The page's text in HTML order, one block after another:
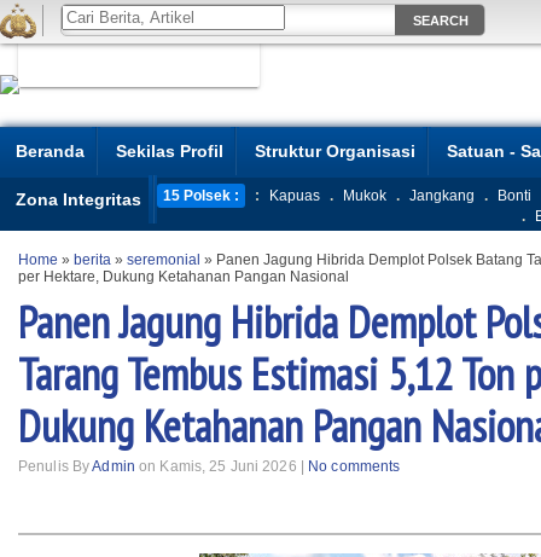
Beranda Sekilas Profil Struktur Organisasi Satuan -
Zona Integritas 15 Polsek : : Kapuas . Mukok . Jangkang .
Bonti
.
Home » berita » seremonial » Panen Jagung Hibrida Demplot Polsek Batang
per Hektare, Dukung Ketahanan Pangan Nasional
Panen Jagung Hibrida Demplot
Tarang Tembus Estimasi 5,12 Ton
Dukung Ketahanan Pangan
Penulis ByAdmin on Kamis, 25 Juni 2026 | No comments